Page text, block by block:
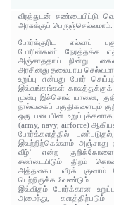
வீரத்துடன் சண்டையிட்டு
அரசுக்குப் பெருஞ்செல்வமாம்.
போர்க்குரிய எல்லாப்
போரின்கண் நேரத்தக்க
அஞ்சாததாய் நின்று
அரசினது தலையாய
உறுப்பு என்பது போர்
இவ்வங்கங்கள் காலத்துக்குக்
முன்பு இச்சொல் யானை,
நால்வகைப் பகுதிகளையும்
ஒரு படையின்
(army, navy, airforce)
போர்க்களத்தில் புண்படுதல்,
இவற்றிற்கெல்லாம் அஞ்சாது
வீழ்’ என்ற
சண்டையிடும் திறம்
அத்தகைய வீரக் குணம்
பெற்றிருக்க வேண்டும்.
இவ்விதம் போர்க்கான
அமைந்து,